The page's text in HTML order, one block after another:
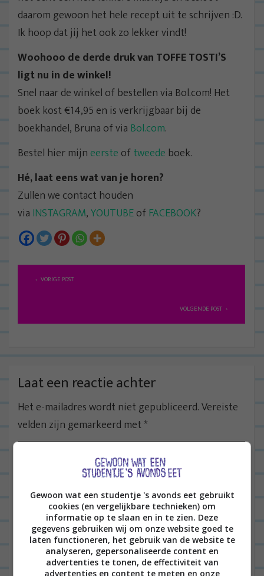
daarom gewoon het hele recept uit te schrijven :D.
Ik hoop dat jij het ook zo lekker vindt!
Woohooo de derde druk van TOFFE TOSTI’S
ligt nu in de winkel!
Snel naar de winkel of bestellen via Bol.com! Het
boek kost €14,95 en is verkrijgbaar bij de
boekhandel, Bruna of via Bol.com.
Bestel hier mijneerste oftweede boek.
Hé, laat eens wat van je horen?
Zullen we contact houden
via INSTAGRAM,YOUTUBEofFACEBOOK?
i
t
n
a
v
i
VORIGE POST
VOLGENDE POST
Laat een reactie achter
Het e-mailadres wordt niet gepubliceerd.Vereiste
velden zijn gemarkeerd met*
Naam*
Gewoon wat een studentje 's avonds eet gebruikt
cookies (en vergelijkbare technieken) om
informatie op te slaan en in te zien. Deze
gegevens gebruiken wij om onze website goed te
laten functioneren, het gebruik van de website te
analyseren, gepersonaliseerde content en
advertenties te tonen, de effectiviteit van
advertenties en content te meten en onze